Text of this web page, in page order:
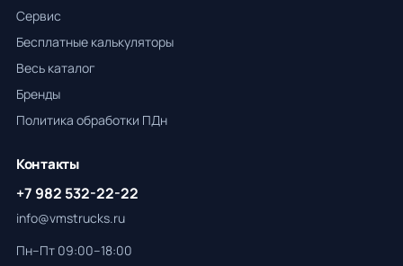
Сервис
Бесплатные калькуляторы
Весь каталог
Бренды
Политика обработки ПДн
Контакты
+7 982 532-22-22
info@vmstrucks.ru
Пн–Пт 09:00–18:00